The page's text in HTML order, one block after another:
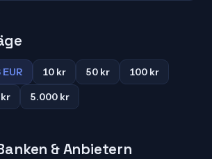
10 kr 50 kr
100 kr
5.000 kr
& Anbietern